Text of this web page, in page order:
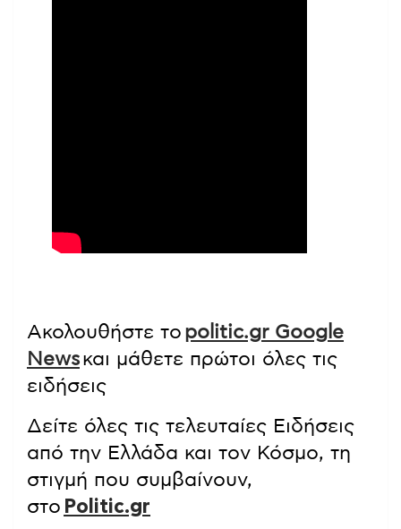
Ακολουθήστε το politic.gr Google
Newsκαι μάθετε πρώτοι όλες τις
ειδήσεις
Δείτε όλες τις τελευταίες Ειδήσεις
από την Ελλάδα και τον Κόσμο, τη
στιγμή που συμβαίνουν,
στο Politic.gr